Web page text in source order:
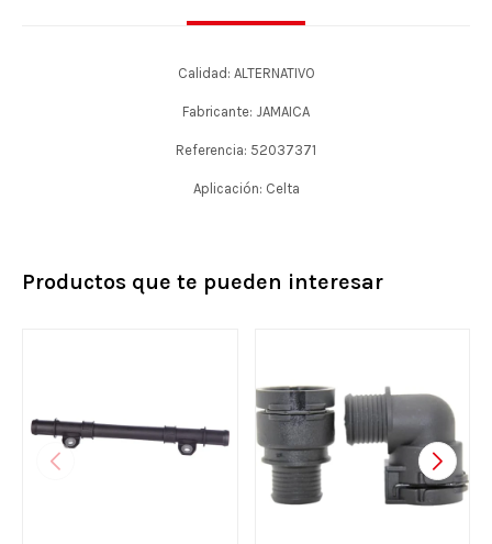
Calidad: ALTERNATIVO
Fabricante: JAMAICA
Referencia: 52037371
Aplicación: Celta
Productos que te pueden interesar